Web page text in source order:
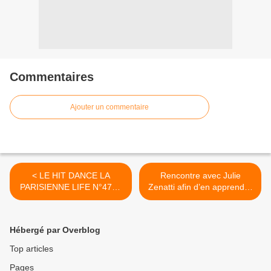
Commentaires
Ajouter un commentaire
< LE HIT DANCE LA
PARISIENNE LIFE N°478 -
09 MAI 2025
Rencontre avec Julie
Zenatti afin d’en apprendre
plus sur son album intitulé «
Hébergé par Overblog
Top articles
Pages